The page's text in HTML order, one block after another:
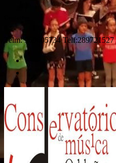
Telm: 969605734 Telf:289721527